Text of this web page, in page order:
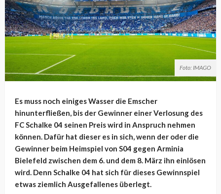
Foto: IMAGO
Es muss noch einiges Wasser die Emscher
hinunterfließen, bis der Gewinner einer Verlosung des
FC Schalke 04 seinen Preis wird in Anspruch nehmen
können. Dafür hat dieser es in sich, wenn der oder die
Gewinner beim Heimspiel von S04 gegen Arminia
Bielefeld zwischen dem 6. und dem 8. März ihn einlösen
wird. Denn Schalke 04 hat sich für dieses Gewinnspiel
etwas ziemlich Ausgefallenes überlegt.